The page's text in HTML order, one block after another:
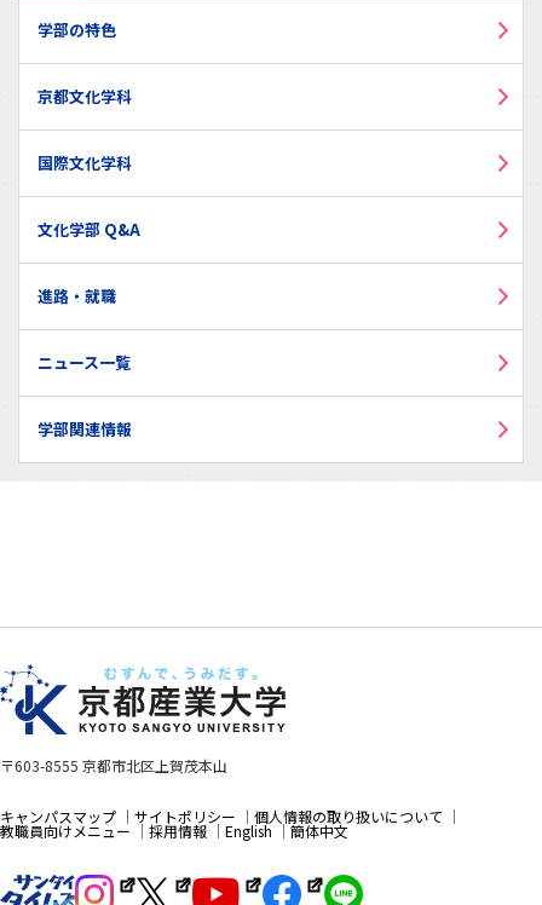
学部の特色
京都文化学科
国際文化学科
文化学部 Q&A
進路・就職
ニュース一覧
学部関連情報
〒603-8555 京都市北区上賀茂本山
キャンパスマップ サイトポリシー 個人情報の取り扱いについて
教職員向けメニュー 採用情報 English 簡体中文